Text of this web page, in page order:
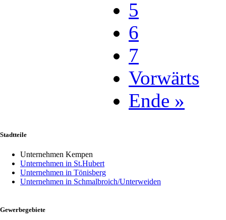
5
6
7
Vorwärts
Ende »
Stadtteile
Unternehmen Kempen
Unternehmen in St.Hubert
Unternehmen in Tönisberg
Unternehmen in Schmalbroich/Unterweiden
Gewerbegebiete